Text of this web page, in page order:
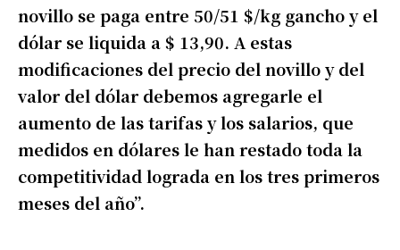
novillo se paga entre 50/51 $/kg gancho y el
dólar se liquida a $ 13,90. A estas
modificaciones del precio del novillo y del
valor del dólar debemos agregarle el
aumento de las tarifas y los salarios, que
medidos en dólares le han restado toda la
competitividad lograda en los tres primeros
meses del año”.